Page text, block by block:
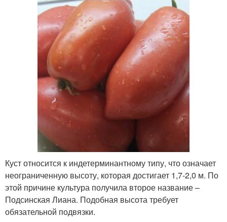
Куст относится к индетерминантному типу, что означает
неограниченную высоту, которая достигает 1,7-2,0 м. По
этой причине культура получила второе название –
Подсинская Лиана. Подобная высота требует
обязательной подвязки.